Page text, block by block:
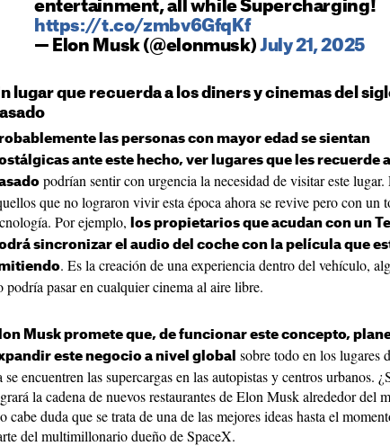
entertainment, all while Supercharging!
https://t.co/zmbv6GfqKf
— Elon Musk (@elonmusk) July 21, 2025
lugar que recuerda a los diners y cinemas del
las personas con mayor edad se sientan
ante este hecho, ver lugares que les recuerde
podrían sentir con urgencia la necesidad de visitar este lugar.
que no lograron vivir esta época ahora se revive pero con un
Por ejemplo,
los propietarios que acudan con un
sincronizar el audio del coche con la película que
. Es la creación de una experiencia dentro del vehículo,
podría pasar en cualquier cinema al aire libre.
Musk promete que, de funcionar este concepto,
este negocio a nivel global sobre todo en los lugares
se encuentren las supercargas en las autopistas y centros urbanos.
la cadena de nuevos restaurantes de Elon Musk alrededor del
cabe duda que se trata de una de las mejores ideas hasta el
del multimillonario dueño de SpaceX.